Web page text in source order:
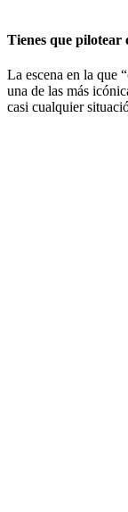
Tienes que pilotear
La escena en la que
una de las más
casi cualquier